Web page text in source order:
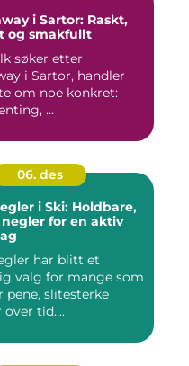
i Sartor: Raskt,
og smakfullt
søker etter
i Sartor, handler
om noe konkret:
...
06. des
i Ski: Holdbare,
for en aktiv
har blitt et
valg for mange som
pene, slitesterke
over tid....